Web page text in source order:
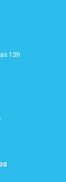
13h